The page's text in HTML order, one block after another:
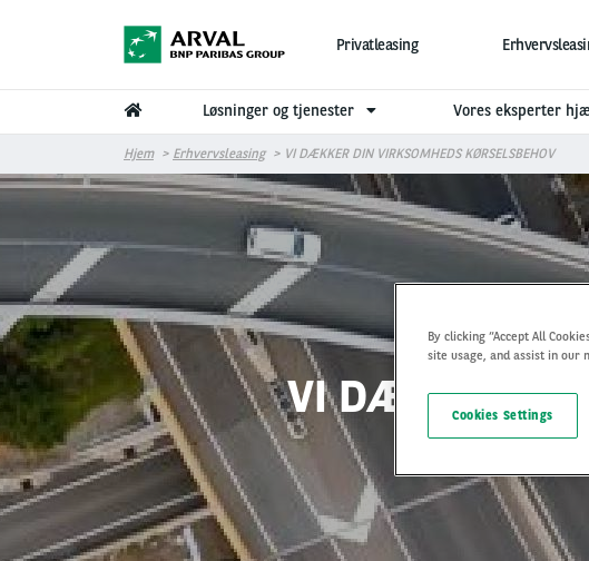
Privatleasing
Løsninger og tjenester Vores eksperter
Hjem Erhvervsleasing VI DÆKKER DIN VIRKSOMHEDS KØRSELSBEHOV
VI DÆKKER
By clicking “Accept All
site usage, and assist in our
Cookies Settings